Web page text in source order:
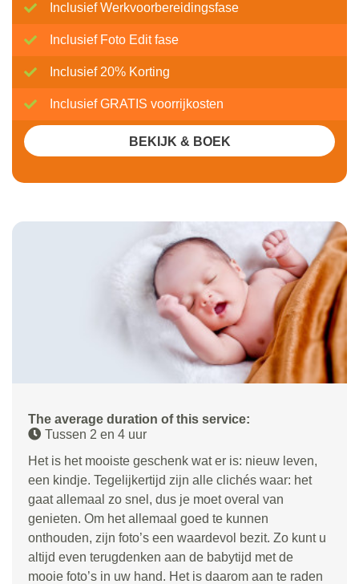
The average duration of this service:
Tussen 2 en 4 uur
Het is het mooiste geschenk wat er is: nieuw leven,
een kindje. Tegelijkertijd zijn alle clichés waar: het
gaat allemaal zo snel, dus je moet overal van
genieten. Om het allemaal goed te kunnen
onthouden, zijn foto’s een waardevol bezit. Zo kunt u
altijd even terugdenken aan de babytijd met de
mooie foto’s in uw hand. Het is daarom aan te raden
Inclusief Werkvoorbereidingsfase
Inclusief Foto Edit fase
Inclusief 20% Korting
Inclusief GRATIS voorrijkosten
BEKIJK & BOEK